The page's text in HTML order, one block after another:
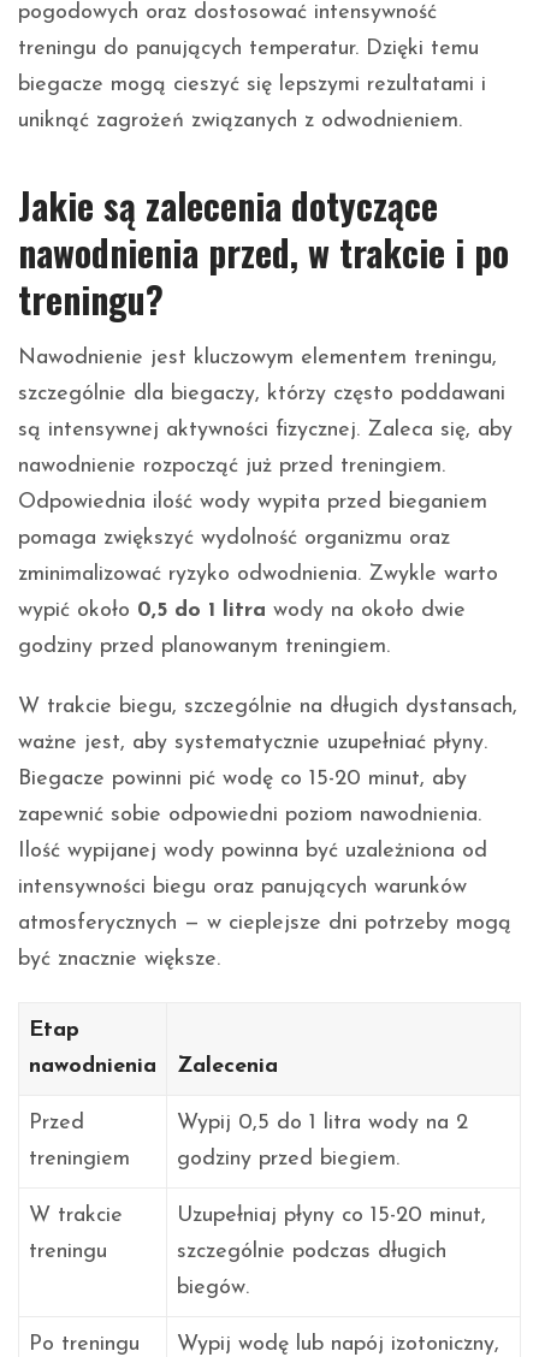
pogodowych oraz dostosować intensywność
treningu do panujących temperatur. Dzięki temu
biegacze mogą cieszyć się lepszymi rezultatami i
uniknąć zagrożeń związanych z odwodnieniem.
Jakie są zalecenia dotyczące
nawodnienia przed, w trakcie i po
treningu?
Nawodnienie jest kluczowym elementem treningu,
szczególnie dla biegaczy, którzy często poddawani
są intensywnej aktywności fizycznej. Zaleca się, aby
nawodnienie rozpocząć już przed treningiem.
Odpowiednia ilość wody wypita przed bieganiem
pomaga zwiększyć wydolność organizmu oraz
zminimalizować ryzyko odwodnienia. Zwykle warto
wypić około 0,5 do 1 litra wody na około dwie
godziny przed planowanym treningiem.
W trakcie biegu, szczególnie na długich dystansach,
ważne jest, aby systematycznie uzupełniać płyny.
Biegacze powinni pić wodę co 15-20 minut, aby
zapewnić sobie odpowiedni poziom nawodnienia.
Ilość wypijanej wody powinna być uzależniona od
intensywności biegu oraz panujących warunków
atmosferycznych — w cieplejsze dni potrzeby mogą
być znacznie większe.
Etap
nawodnienia
Zalecenia
Przed
treningiem
Wypij 0,5 do 1 litra wody na 2
godziny przed biegiem.
W trakcie
treningu
Uzupełniaj płyny co 15-20 minut,
szczególnie podczas długich
biegów.
Po treningu
Wypij wodę lub napój izotoniczny,